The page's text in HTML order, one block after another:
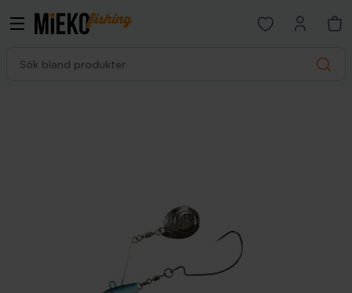
Search
Open favorites